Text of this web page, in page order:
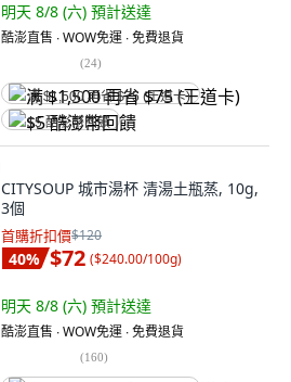
明天 8/8 (六) 預計送達
酷澎直售 ∙ WOW免運 ∙ 免費退貨
(24)
满 $1,500 再省 $75 (王道卡)
$5 酷澎幣回饋
CITYSOUP 城市湯杯 清湯土瓶蒸, 10g,
3個
首購折扣價$120
40% $72 ($240.00/100g)
明天 8/8 (六) 預計送達
酷澎直售 ∙ WOW免運 ∙ 免費退貨
(160)